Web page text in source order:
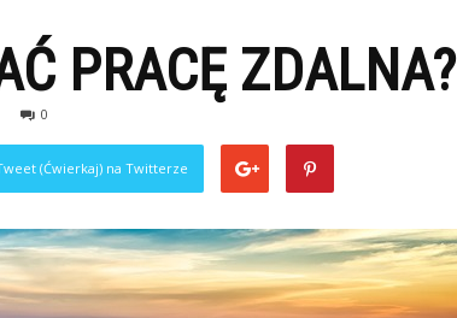
PRACĘ ZDALNA?
0
(Ćwierkaj) na Twitterze